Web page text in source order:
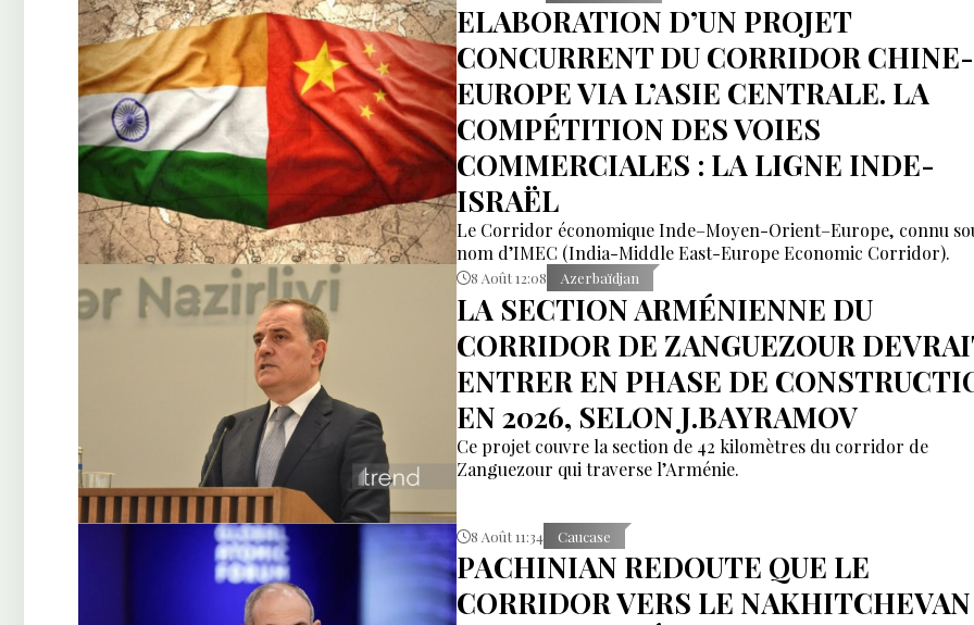
ELABORATION D’UN PROJET
CONCURRENT DU CORRIDOR CHINE-
EUROPE VIA L’ASIE CENTRALE. LA
COMPÉTITION DES VOIES
COMMERCIALES : LA LIGNE INDE-
ISRAËL
Le Corridor économique Inde–Moyen-Orient–Europe, connu
nom d’IMEC (India-Middle East-Europe Economic Corridor).
8 Août 12:08 Azerbaïdjan
LA SECTION ARMÉNIENNE DU
CORRIDOR DE ZANGUEZOUR
ENTRER EN PHASE DE
EN 2026, SELON J.BAYRAMOV
Ce projet couvre la section de 42 kilomètres du corridor de
Zanguezour qui traverse l’Arménie.
8 Août 11:34 Caucase
PACHINIAN REDOUTE QUE LE
CORRIDOR VERS LE